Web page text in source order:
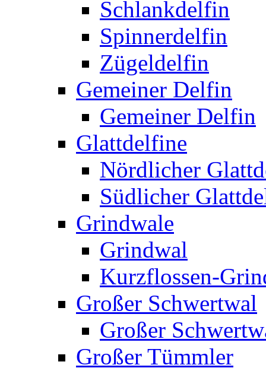
Schlankdelfin
Spinnerdelfin
Zügeldelfin
Gemeiner Delfin
Gemeiner Delfin
Glattdelfine
Nördlicher
Südlicher
Grindwale
Grindwal
Kurzflossen-
Großer Schwertwal
Großer
Großer Tümmler